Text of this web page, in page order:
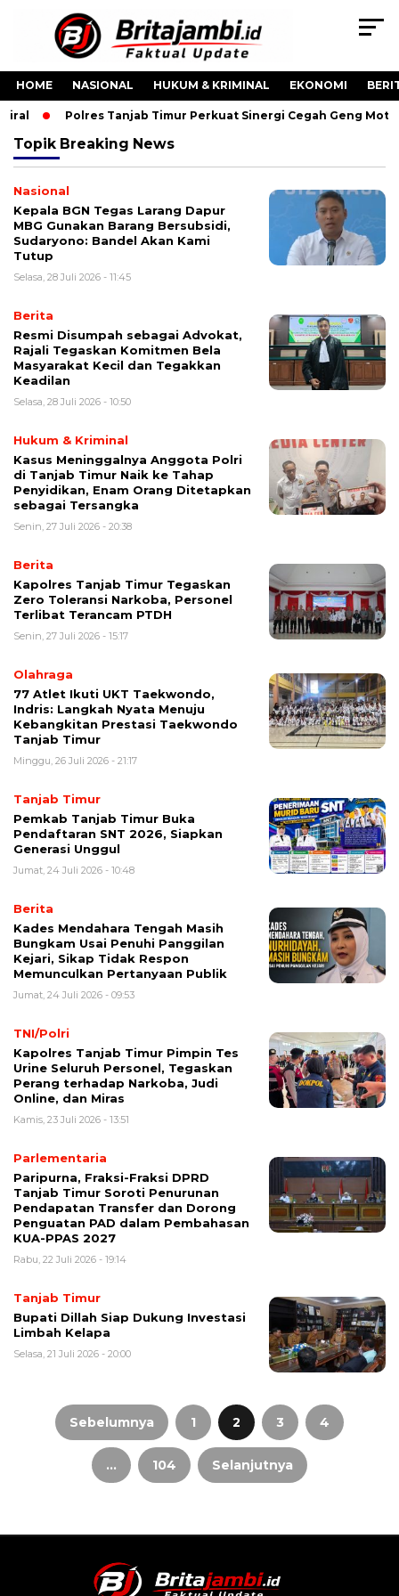
HOME NASIONAL HUKUM & KRIMINAL EKONOMI
Polres Tanjab Timur Perkuat Sinergi Cegah Geng
Topik Breaking News
Nasional
Kepala BGN Tegas Larang Dapur
MBG Gunakan Barang Bersubsidi,
Sudaryono: Bandel Akan Kami
Tutup
Selasa, 28 Juli 2026 - 11:45
Berita
Resmi Disumpah sebagai Advokat,
Rajali Tegaskan Komitmen Bela
Masyarakat Kecil dan Tegakkan
Keadilan
Selasa, 28 Juli 2026 - 10:50
Hukum & Kriminal
Kasus Meninggalnya Anggota Polri
di Tanjab Timur Naik ke Tahap
Penyidikan, Enam Orang Ditetapkan
sebagai Tersangka
Senin, 27 Juli 2026 - 20:38
Berita
Kapolres Tanjab Timur Tegaskan
Zero Toleransi Narkoba, Personel
Terlibat Terancam PTDH
Senin, 27 Juli 2026 - 15:17
Olahraga
77 Atlet Ikuti UKT Taekwondo,
Indris: Langkah Nyata Menuju
Kebangkitan Prestasi Taekwondo
Tanjab Timur
Minggu, 26 Juli 2026 - 21:17
Tanjab Timur
Pemkab Tanjab Timur Buka
Pendaftaran SNT 2026, Siapkan
Generasi Unggul
Jumat, 24 Juli 2026 - 10:48
Berita
Kades Mendahara Tengah Masih
Bungkam Usai Penuhi Panggilan
Kejari, Sikap Tidak Respon
Memunculkan Pertanyaan Publik
Jumat, 24 Juli 2026 - 09:53
TNI/Polri
Kapolres Tanjab Timur Pimpin Tes
Urine Seluruh Personel, Tegaskan
Perang terhadap Narkoba, Judi
Online, dan Miras
Kamis, 23 Juli 2026 - 13:51
Parlementaria
Paripurna, Fraksi-Fraksi DPRD
Tanjab Timur Soroti Penurunan
Pendapatan Transfer dan Dorong
Penguatan PAD dalam Pembahasan
KUA-PPAS 2027
Rabu, 22 Juli 2026 - 19:14
Tanjab Timur
Bupati Dillah Siap Dukung Investasi
Limbah Kelapa
Selasa, 21 Juli 2026 - 20:00
Paginasi
pos Sebelumnya 1 2 3 4
… 104 Selanjutnya